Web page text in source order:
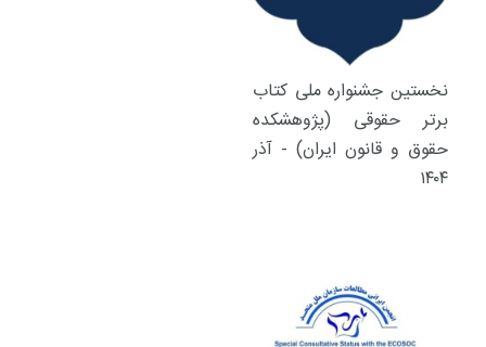
نخستین جشنواره ملی کتاب
برتر حقوقی (پژوهشکده
حقوق و قانون ایران) - آذر
۱۴۰۴